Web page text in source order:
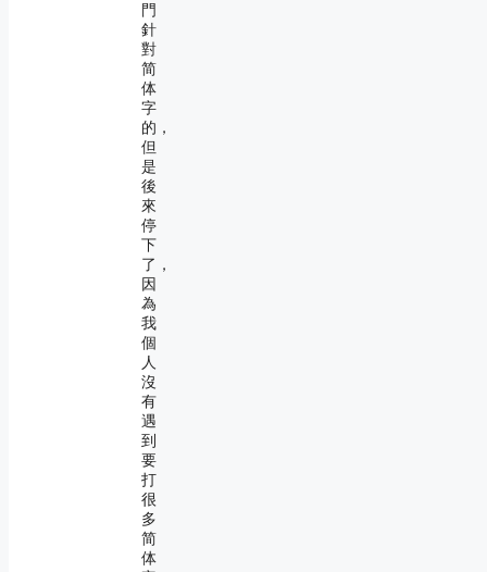
門
針
對
简
体
字
的，
但
是
後
來
停
下
了，
因
為
我
個
人
沒
有
遇
到
要
打
很
多
简
体